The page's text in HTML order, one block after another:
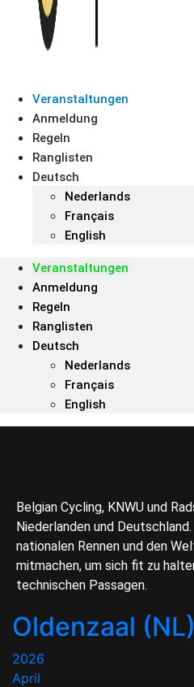
Veranstaltungen
Anmeldung
Regeln
Ranglisten
Deutsch
Nederlands
Français
English
Veranstaltungen
Anmeldung
Regeln
Ranglisten
Deutsch
Nederlands
Français
English
Belgian Cycling, KNWU und
Niederlanden und
nationalen Rennen und den
mitmachen, um sich fit zu
technischen Passagen.
Oldenzaal (NL)
2026
April